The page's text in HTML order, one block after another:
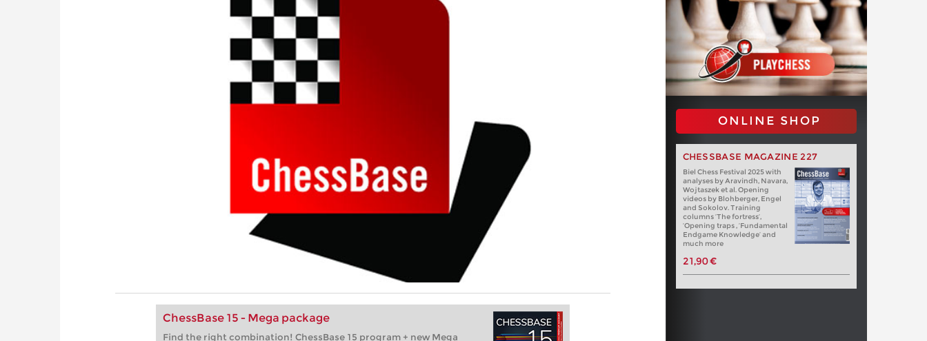
ChessBase 15 - Mega package
Find the right combination! ChessBase 15 program + new Mega
ONLINE SHOP
CHESSBASE MAGAZINE 227
Biel Chess Festival 2025 with
analyses by Aravindh, Navara,
Wojtaszek et al. Opening
videos by Blohberger, Engel
and Sokolov. Training
columns ‘The fortress’,
‘Opening traps , ‘Fundamental
Endgame Knowledge’ and
much more
21,90 €